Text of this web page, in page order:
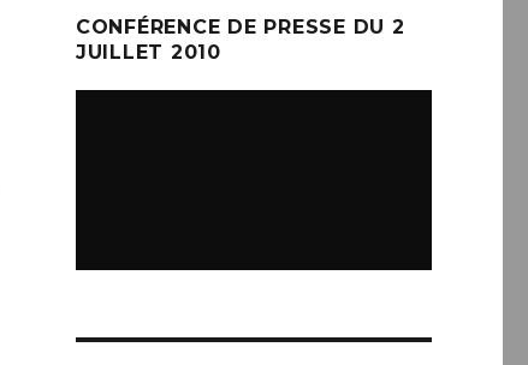
CONFÉRENCE DE PRESSE DU 2
JUILLET 2010